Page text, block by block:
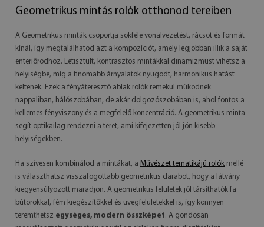
Geometrikus mintás rolók otthonod tereiben
A Geometrikus minták csoportja sokféle vonalvezetést, rácsot és formát
kínál, így megtalálhatod azt a kompozíciót, amely legjobban illik a saját
enteriőrödhöz. Letisztult, kontrasztos mintákkal dinamizmust vihetsz a
helyiségbe, míg a finomabb árnyalatok nyugodt, harmonikus hatást
keltenek. Ezek a fényáteresztő ablak rolók remekül működnek
nappaliban, hálószobában, de akár dolgozószobában is, ahol fontos a
kellemes fényviszony és a megfelelő koncentráció. A geometrikus minta
segít optikailag rendezni a teret, ami kifejezetten jól jön kisebb
helyiségekben.
Ha szívesen kombinálod a mintákat, a Művészet tematikájú rolók mellé
is választhatsz visszafogottabb geometrikus darabot, hogy a látvány
kiegyensúlyozott maradjon. A geometrikus felületek jól társíthatók fa
bútorokkal, fém kiegészítőkkel és üvegfelületekkel is, így könnyen
teremthetsz egységes, modern összképet. A gondosan